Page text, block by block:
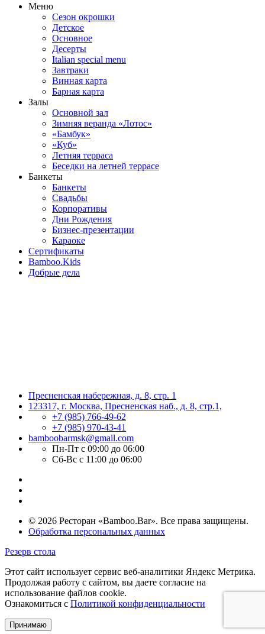
Меню
Сезон окрошки
Детское
Основное
Десерты
Italian special menu
Завтраки
Винная карта
Барная карта
Залы
Основной зал
Зимняя веранда «Лотос»
«Бамбук»
«Куб»
Летняя терраса
Беседки на летней террасе
Банкеты
Банкеты
Свадьбы
Корпоративы
Дни Рождения
Бизнес-презентации
Караоке
Сертификаты
Bamboo.Kids
Добрые дела
Пресненская набережная, д. 8, стр. 1
123317, г. Москва, Пресненская наб., д. 8, стр.1,
+7 (985) 766-49-62
+7 (985) 970-43-41
bamboobarmsk@gmail.com
Пн-Пт с 09:00 до 06:00
Сб-Вс с 11:00 до 06:00
© 2026 Ресторан «Bamboo.Bar». Все права защищены.
Обработка персональных данных
Резерв стола
Этот сайт использует сервис веб-аналитики Яндекс Метрика.
Продолжая работу с сайтом, вы даете согласие на
использование файлов cookie.
Ознакомиться с Политикой конфиденциальности
Принимаю